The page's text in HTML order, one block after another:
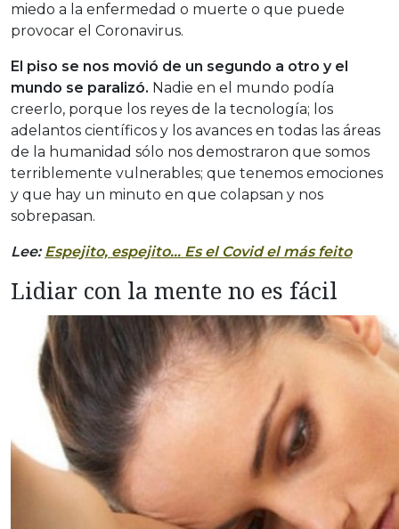
miedo a la enfermedad o muerte o que puede
provocar el Coronavirus.
El piso se nos movió de un segundo a otro y el
mundo se paralizó. Nadie en el mundo podía
creerlo, porque los reyes de la tecnología; los
adelantos científicos y los avances en todas las áreas
de la humanidad sólo nos demostraron que somos
terriblemente vulnerables; que tenemos emociones
y que hay un minuto en que colapsan y nos
sobrepasan.
Lee: Espejito, espejito… Es el Covid el más feito
Lidiar con la mente no es fácil